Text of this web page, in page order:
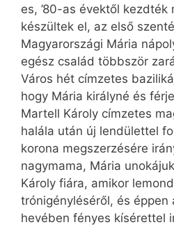
es, ’80-as évektől
készültek el, az első
Magyarországi Mária
egész család többször
Város hét címzetes
hogy Mária királyné és
Martell Károly címzetes
halála után új lendülettel
korona megszerzésére
nagymama, Mária
Károly fiára, amikor
trónigényléséről, és éppen
hevében fényes kísérettel